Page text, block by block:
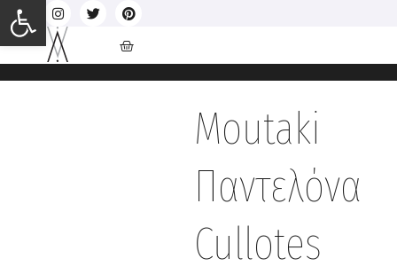
Moutaki
Παντελόνα
Cullotes
Ανοίξτε τη γραμμή εργαλείων